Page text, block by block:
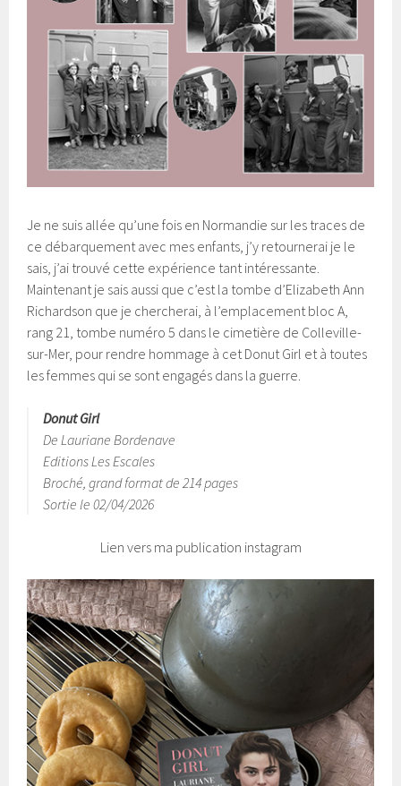
Je ne suis allée qu’une fois en Normandie sur les traces de
ce débarquement avec mes enfants, j’y retournerai je le
sais, j’ai trouvé cette expérience tant intéressante.
Maintenant je sais aussi que c’est la tombe d’Elizabeth Ann
Richardson que je chercherai, à l’emplacement bloc A,
rang 21, tombe numéro 5 dans le cimetière de Colleville-
sur-Mer, pour rendre hommage à cet Donut Girl et à toutes
les femmes qui se sont engagés dans la guerre.
Donut Girl
De Lauriane Bordenave
Editions Les Escales
Broché, grand format de 214 pages
Sortie le 02/04/2026
Lien vers ma publication instagram